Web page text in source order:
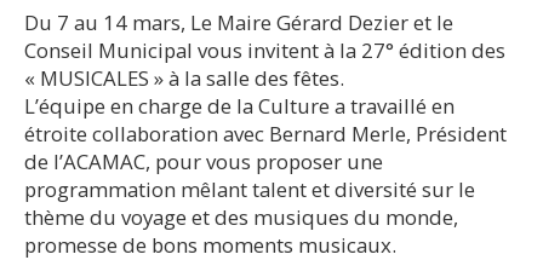
Du 7 au 14 mars, Le Maire Gérard Dezier et le
Conseil Municipal vous invitent à la 27° édition des
« MUSICALES » à la salle des fêtes.
L’équipe en charge de la Culture a travaillé en
étroite collaboration avec Bernard Merle, Président
de l’ACAMAC, pour vous proposer une
programmation mêlant talent et diversité sur le
thème du voyage et des musiques du monde,
promesse de bons moments musicaux.